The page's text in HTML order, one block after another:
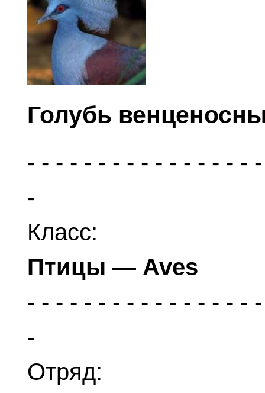
Голубь
Класс:
Птицы — Aves
Отряд: